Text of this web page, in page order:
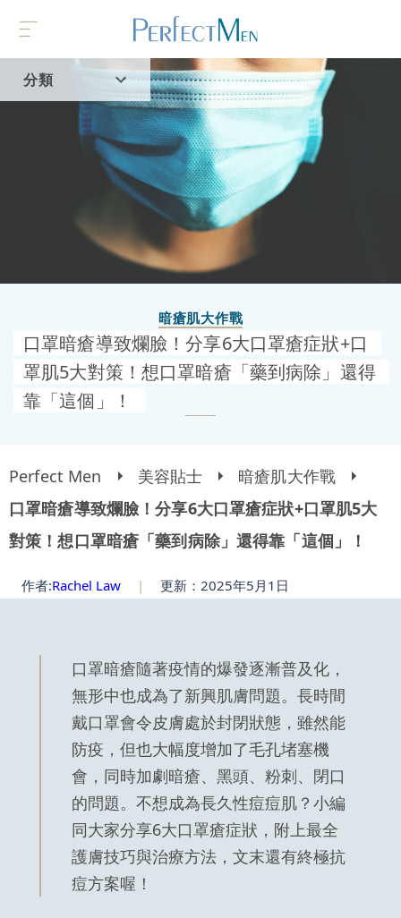
分類
首頁
流行趨勢
暗瘡肌大作戰
口罩暗瘡導致爛臉！分享6大口罩瘡症狀+口
罩肌5大對策！想口罩暗瘡「藥到病除」還得
靠「這個」！
Perfect Men 美容貼士
暗瘡肌大作戰
口罩暗瘡導致爛臉！分享6大口罩瘡症狀+口罩肌5大
對策！想口罩暗瘡「藥到病除」還得靠「這個」！
作者:Rachel Law | 更新：2025年5月1日
口罩暗瘡隨著疫情的爆發逐漸普及化，
無形中也成為了新興肌膚問題。長時間
戴口罩會令皮膚處於封閉狀態，雖然能
防疫，但也大幅度增加了毛孔堵塞機
會，同時加劇暗瘡、黑頭、粉刺、閉口
的問題。不想成為長久性痘痘肌？小編
同大家分享6大口罩瘡症狀，附上最全
護膚技巧與治療方法，文末還有終極抗
痘方案喔！